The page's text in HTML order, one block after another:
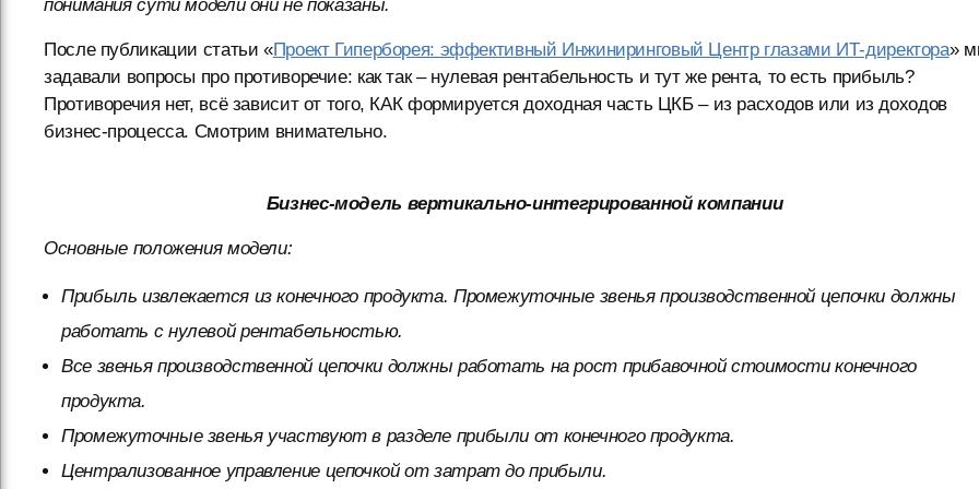
понимания сути модели они не показаны.
После публикации статьи «Проект Гиперборея: эффективный Инжиниринговый Центр глазами ИТ-директора»
задавали вопросы про противоречие: как так – нулевая рентабельность и тут же рента, то есть прибыль?
Противоречия нет, всё зависит от того, КАК формируется доходная часть ЦКБ – из расходов или из доходов
бизнес-процесса. Смотрим внимательно.
Бизнес-модель вертикально-интегрированной компании
Основные положения модели:
Прибыль извлекается из конечного продукта. Промежуточные звенья производственной цепочки должны
работать с нулевой рентабельностью.
Все звенья производственной цепочки должны работать на рост прибавочной стоимости конечного
продукта.
Промежуточные звенья участвуют в разделе прибыли от конечного продукта.
Централизованное управление цепочкой от затрат до прибыли.